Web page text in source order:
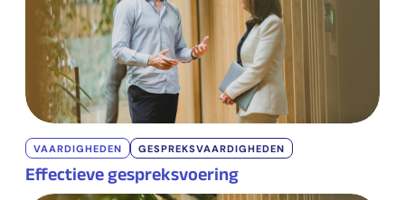
VAARDIGHEDEN GESPREKSVAARDIGHEDEN
Effectieve gespreksvoering